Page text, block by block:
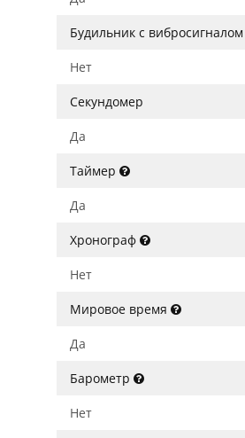
Будильник с вибросигналом
Нет
Секундомер
Да
Таймер
Да
Хронограф
Нет
Мировое время
Да
Барометр
Нет